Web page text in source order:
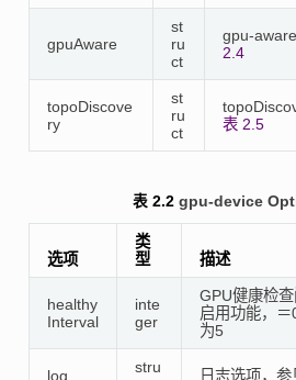
gpuAware
st
ru
ct
gpu-
2.4
topoDiscove
ry
st
ru
ct
表 2.5
表 2.2gpu-device
选项
类
型
描述
healthy
Interval
inte
ger
GPU健康检
启用功能，
为5
log
stru
日志选项，参